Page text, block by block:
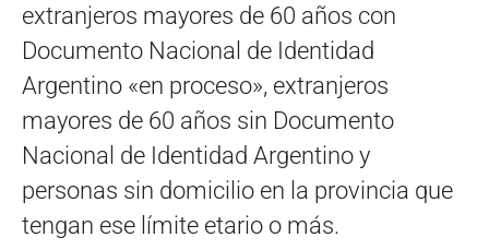
extranjeros mayores de 60 años con
Documento Nacional de Identidad
Argentino «en proceso», extranjeros
mayores de 60 años sin Documento
Nacional de Identidad Argentino y
personas sin domicilio en la provincia que
tengan ese límite etario o más.